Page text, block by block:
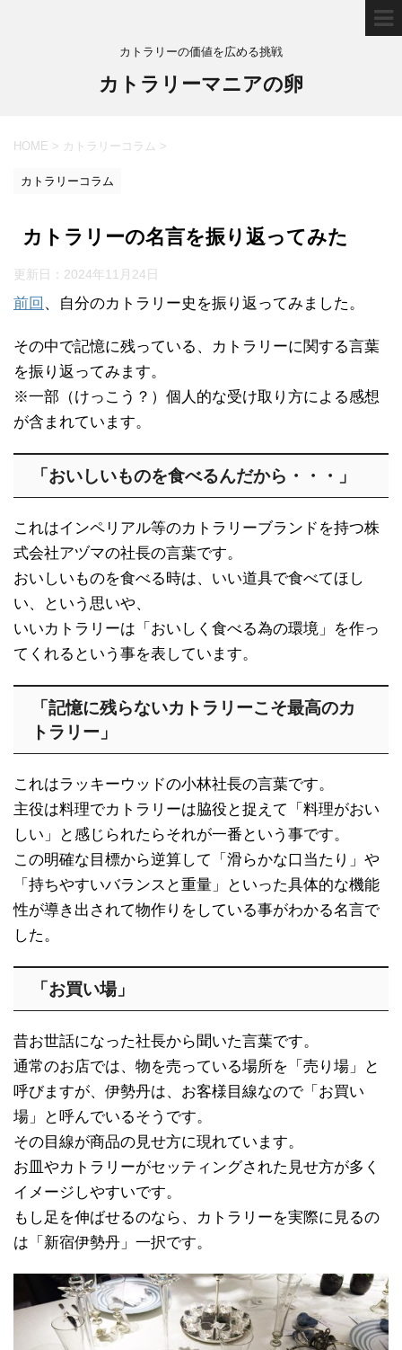
カトラリーの価値を広める挑戦
カトラリーマニアの卵
HOME > カトラリーコラム >
カトラリーコラム
カトラリーの名言を振り返ってみた
更新日： 2024年11月24日
前回 、自分のカトラリー史を振り返ってみました。
その中で記憶に残っている、カトラリーに関する言葉
を振り返ってみます。
※一部（けっこう？）個人的な受け取り方による感想
が含まれています。
「おいしいものを食べるんだから・・・」
これはインペリアル等のカトラリーブランドを持つ株
式会社アヅマの社長の言葉です。
おいしいものを食べる時は、いい道具で食べてほし
い、という思いや、
いいカトラリーは「おいしく食べる為の環境」を作っ
てくれるという事を表しています。
「記憶に残らないカトラリーこそ最高のカ
トラリー」
これはラッキーウッドの小林社長の言葉です。
主役は料理でカトラリーは脇役と捉えて「料理がおい
しい」と感じられたらそれが一番という事です。
この明確な目標から逆算して「滑らかな口当たり」や
「持ちやすいバランスと重量」といった具体的な機能
性が導き出されて物作りをしている事がわかる名言で
した。
「お買い場」
昔お世話になった社長から聞いた言葉です。
通常のお店では、物を売っている場所を「売り場」と
呼びますが、伊勢丹は、お客様目線なので「お買い
場」と呼んでいるそうです。
その目線が商品の見せ方に現れています。
お皿やカトラリーがセッティングされた見せ方が多く
イメージしやすいです。
もし足を伸ばせるのなら、カトラリーを実際に見るの
は「新宿伊勢丹」一択です。